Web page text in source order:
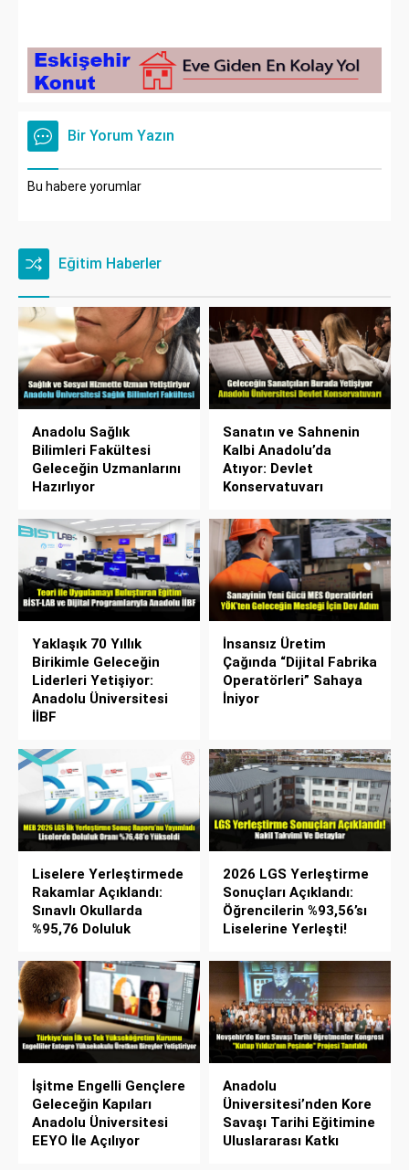
Bir Yorum Yazın
Bu habere yorumlar
Eğitim Haberler
Anadolu Sağlık
Bilimleri Fakültesi
Geleceğin Uzmanlarını
Hazırlıyor
Sanatın ve Sahnenin
Kalbi Anadolu’da
Atıyor: Devlet
Konservatuvarı
Yaklaşık 70 Yıllık
Birikimle Geleceğin
Liderleri Yetişiyor:
Anadolu Üniversitesi
İİBF
İnsansız Üretim
Çağında “Dijital Fabrika
Operatörleri” Sahaya
İniyor
Liselere Yerleştirmede
Rakamlar Açıklandı:
Sınavlı Okullarda
%95,76 Doluluk
2026 LGS Yerleştirme
Sonuçları Açıklandı:
Öğrencilerin %93,56’sı
Liselerine Yerleşti!
İşitme Engelli Gençlere
Geleceğin Kapıları
Anadolu Üniversitesi
EEYO İle Açılıyor
Anadolu
Üniversitesi’nden Kore
Savaşı Tarihi Eğitimine
Uluslararası Katkı